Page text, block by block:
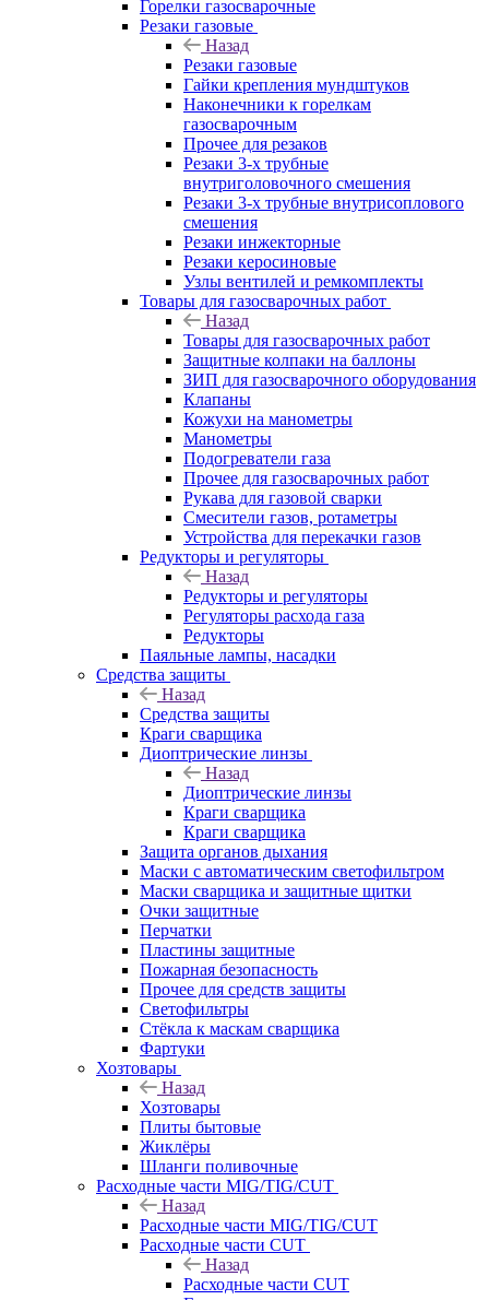
Горелки газосварочные
Резаки газовые
Назад
Резаки газовые
Гайки крепления мундштуков
Наконечники к горелкам
газосварочным
Прочее для резаков
Резаки 3-х трубные
внутриголовочного смешения
Резаки 3-х трубные внутрисоплового
смешения
Резаки инжекторные
Резаки керосиновые
Узлы вентилей и ремкомплекты
Товары для газосварочных работ
Назад
Товары для газосварочных работ
Защитные колпаки на баллоны
ЗИП для газосварочного оборудования
Клапаны
Кожухи на манометры
Манометры
Подогреватели газа
Прочее для газосварочных работ
Рукава для газовой сварки
Смесители газов, ротаметры
Устройства для перекачки газов
Редукторы и регуляторы
Назад
Редукторы и регуляторы
Регуляторы расхода газа
Редукторы
Паяльные лампы, насадки
Средства защиты
Назад
Средства защиты
Краги сварщика
Диоптрические линзы
Назад
Диоптрические линзы
Краги сварщика
Краги сварщика
Защита органов дыхания
Маски с автоматическим светофильтром
Маски сварщика и защитные щитки
Очки защитные
Перчатки
Пластины защитные
Пожарная безопасность
Прочее для средств защиты
Светофильтры
Стёкла к маскам сварщика
Фартуки
Хозтовары
Назад
Хозтовары
Плиты бытовые
Жиклёры
Шланги поливочные
Расходные части MIG/TIG/CUT
Назад
Расходные части MIG/TIG/CUT
Расходные части CUT
Назад
Расходные части CUT